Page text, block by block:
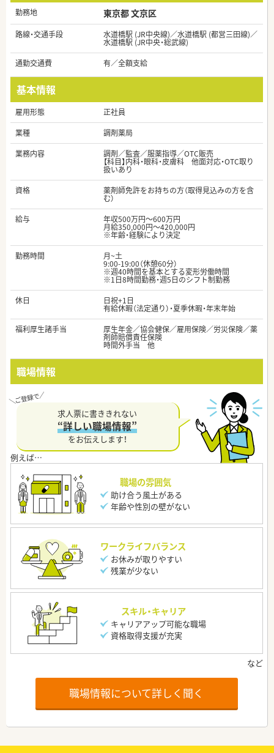
勤務地 東京都 文京区
路線・交通手段 水道橋駅 (JR中央線)／水道橋駅 (都営三田線)／
水道橋駅 (JR中央・総武線)
通勤交通費
有／全額支給
基本情報
雇用形態
正社員
業種
調剤薬局
業務内容
調剤／監査／服薬指導／OTC販売
【科目】内科・眼科・皮膚科 他面対応・OTC取り
扱いあり
資格
薬剤師免許をお持ちの方（取得見込みの方を含
む）
給与
年収500万円～600万円
月給350,000円～420,000円
※年齢・経験により決定
勤務時間
月~土
9:00-19:00（休憩60分）
※週40時間を基本とする変形労働時間
※1日8時間勤務・週5日のシフト制勤務
休日
日祝+1日
有給休暇（法定通り）・夏季休暇・年末年始
福利厚生諸手当
厚生年金／協会健保／雇用保険／労災保険／薬
剤師賠償責任保険
時間外手当 他
職場情報
求人票に書ききれない
“詳しい職場情報”
をお伝えします！
職場の雰囲気
助け合う風土がある
年齢や性別の壁がない
ワークライフバランス
お休みが取りやすい
残業が少ない
スキル・キャリア
キャリアアップ可能な職場
資格取得支援が充実
職場情報について詳しく聞く